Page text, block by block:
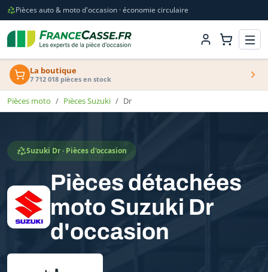
Pièces auto & moto d'occasion · économie circulaire
La boutique
7 712 018 pièces en stock
Pièces moto Pièces Suzuki Dr
Suzuki Dr · Pièces d'occasion
Pièces détachées
moto Suzuki Dr
d'occasion